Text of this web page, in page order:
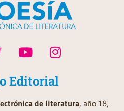
Editorial
de literatura, año 18,